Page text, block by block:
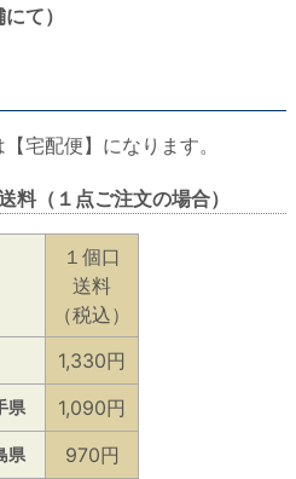
て）
宅配便】になります。
料（１点ご注文の場合）
１個口
送料
（税込）
1,330円
県
1,090円
県 970円